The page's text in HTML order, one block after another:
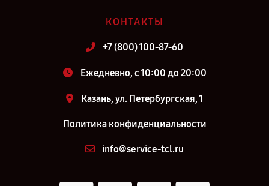
КОНТАКТЫ
+7 (800) 100-87-60
Ежедневно, с 10:00 до 20:00
Казань, ул. Петербургская, 1
Политика конфиденциальности
info@service-tcl.ru